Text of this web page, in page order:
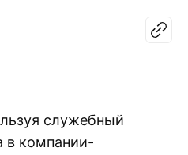
служебный
в компании-